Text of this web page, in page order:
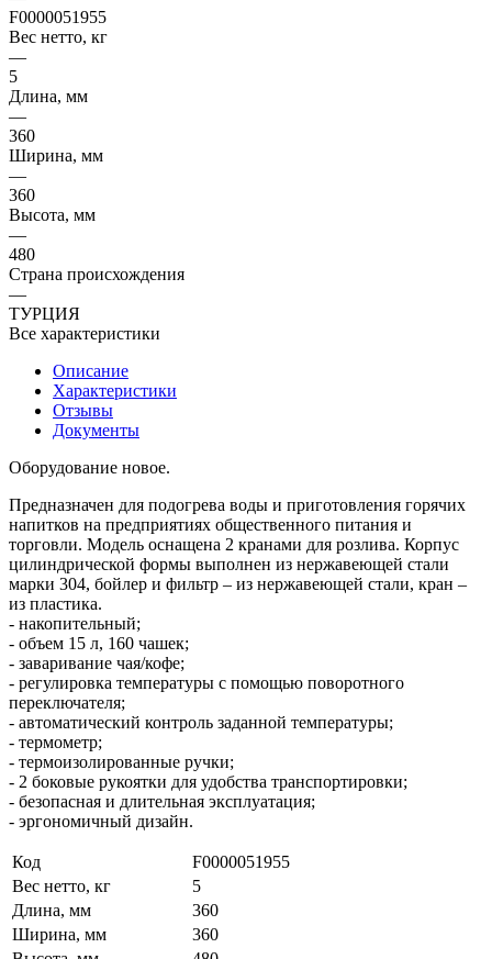
F0000051955
Вес нетто, кг
—
5
Длина, мм
—
360
Ширина, мм
—
360
Высота, мм
—
480
Страна происхождения
—
ТУРЦИЯ
Все характеристики
Описание
Характеристики
Отзывы
Документы
Оборудование новое.
Предназначен для подогрева воды и приготовления горячих
напитков на предприятиях общественного питания и
торговли. Модель оснащена 2 кранами для розлива. Корпус
цилиндрической формы выполнен из нержавеющей стали
марки 304, бойлер и фильтр – из нержавеющей стали, кран –
из пластика.
- накопительный;
- объем 15 л, 160 чашек;
- заваривание чая/кофе;
- регулировка температуры с помощью поворотного
переключателя;
- автоматический контроль заданной температуры;
- термометр;
- термоизолированные ручки;
- 2 боковые рукоятки для удобства транспортировки;
- безопасная и длительная эксплуатация;
- эргономичный дизайн.
Код
F0000051955
Вес нетто, кг
5
Длина, мм
360
Ширина, мм
360